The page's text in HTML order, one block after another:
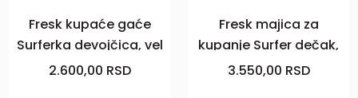
Fresk kupaće gaće
Surferka devojčica, vel
74/80
2.600,00 RSD
Fresk majica za
kupanje Surfer dečak,
vel 122/128
3.550,00 RSD